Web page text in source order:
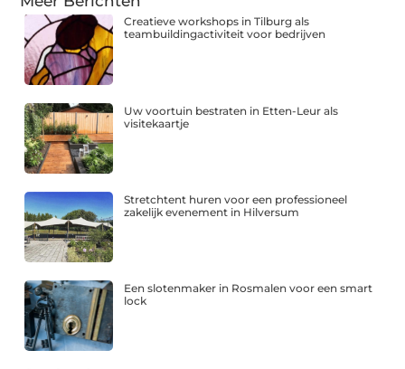
Creatieve workshops in Tilburg als
teambuildingactiviteit voor bedrijven
Uw voortuin bestraten in Etten-Leur als
visitekaartje
Stretchtent huren voor een professioneel
zakelijk evenement in Hilversum
Een slotenmaker in Rosmalen voor een smart
lock